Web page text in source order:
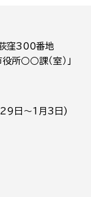
窪300番地
所○○課（室）」
29日～1月3日)